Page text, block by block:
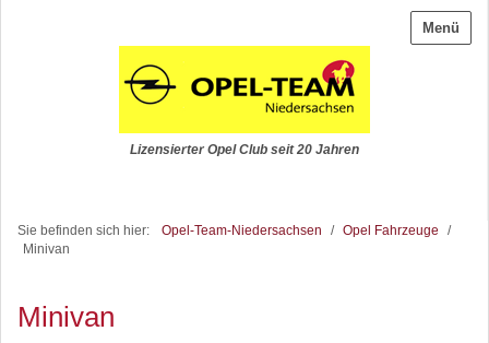
Menü
Lizensierter Opel Club seit 20 Jahren
Sie befinden sich hier: Opel-Team-Niedersachsen / Opel Fahrzeuge
/
Minivan
Minivan